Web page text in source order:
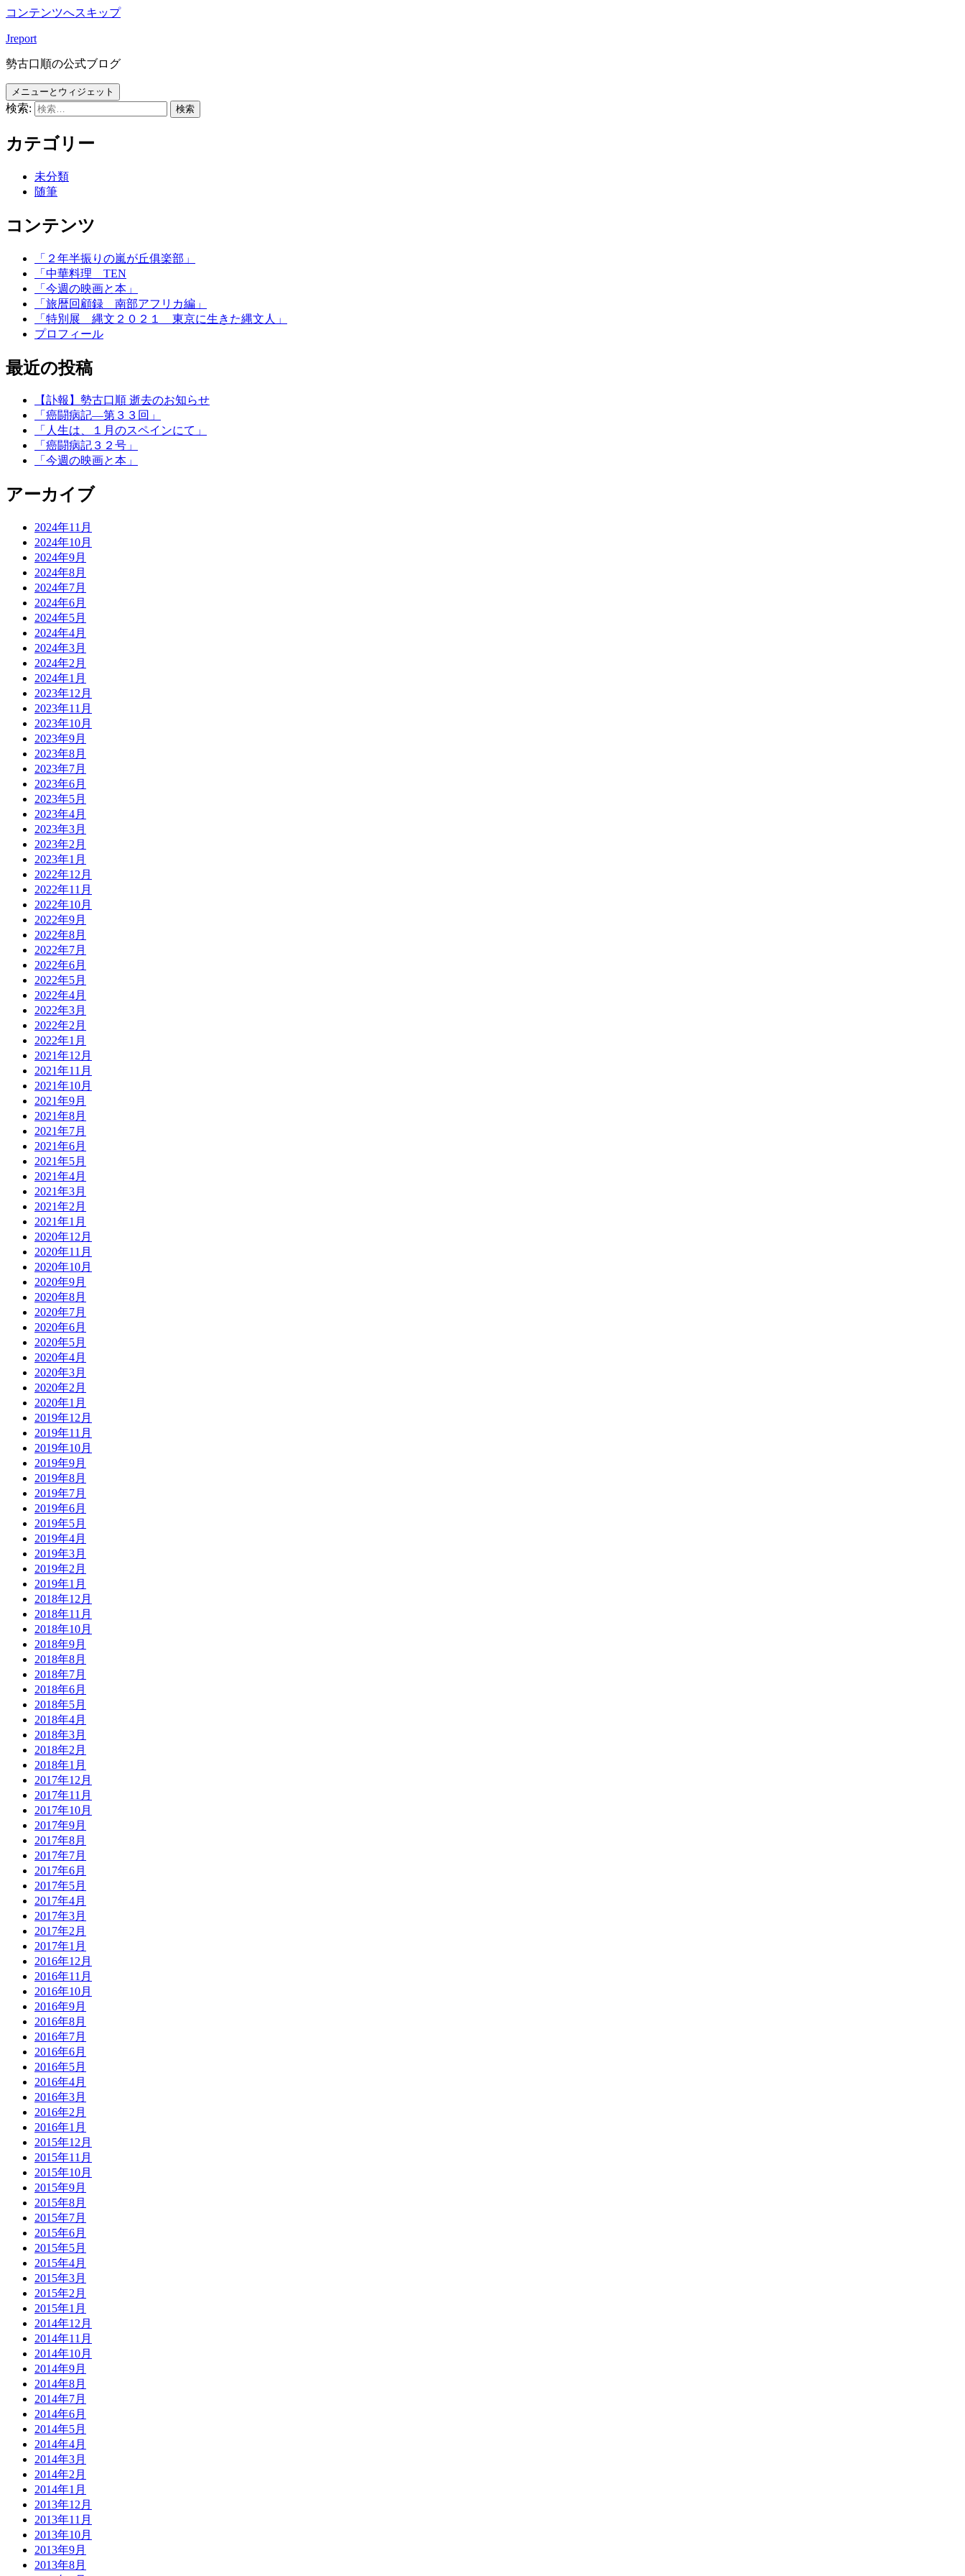
コンテンツへスキップ
Jreport
勢古口順の公式ブログ
メニューとウィジェット
検索:
カテゴリー
未分類
随筆
コンテンツ
「２年半振りの嵐が丘俱楽部」
「中華料理 TEN
「今週の映画と本」
「旅暦回顧録 南部アフリカ編」
「特別展 縄文２０２１ 東京に生きた縄文人」
プロフィール
最近の投稿
【訃報】勢古口順 逝去のお知らせ
「癌闘病記―第３３回」
「人生は、１月のスペインにて」
「癌闘病記３２号」
「今週の映画と本」
アーカイブ
2024年11月
2024年10月
2024年9月
2024年8月
2024年7月
2024年6月
2024年5月
2024年4月
2024年3月
2024年2月
2024年1月
2023年12月
2023年11月
2023年10月
2023年9月
2023年8月
2023年7月
2023年6月
2023年5月
2023年4月
2023年3月
2023年2月
2023年1月
2022年12月
2022年11月
2022年10月
2022年9月
2022年8月
2022年7月
2022年6月
2022年5月
2022年4月
2022年3月
2022年2月
2022年1月
2021年12月
2021年11月
2021年10月
2021年9月
2021年8月
2021年7月
2021年6月
2021年5月
2021年4月
2021年3月
2021年2月
2021年1月
2020年12月
2020年11月
2020年10月
2020年9月
2020年8月
2020年7月
2020年6月
2020年5月
2020年4月
2020年3月
2020年2月
2020年1月
2019年12月
2019年11月
2019年10月
2019年9月
2019年8月
2019年7月
2019年6月
2019年5月
2019年4月
2019年3月
2019年2月
2019年1月
2018年12月
2018年11月
2018年10月
2018年9月
2018年8月
2018年7月
2018年6月
2018年5月
2018年4月
2018年3月
2018年2月
2018年1月
2017年12月
2017年11月
2017年10月
2017年9月
2017年8月
2017年7月
2017年6月
2017年5月
2017年4月
2017年3月
2017年2月
2017年1月
2016年12月
2016年11月
2016年10月
2016年9月
2016年8月
2016年7月
2016年6月
2016年5月
2016年4月
2016年3月
2016年2月
2016年1月
2015年12月
2015年11月
2015年10月
2015年9月
2015年8月
2015年7月
2015年6月
2015年5月
2015年4月
2015年3月
2015年2月
2015年1月
2014年12月
2014年11月
2014年10月
2014年9月
2014年8月
2014年7月
2014年6月
2014年5月
2014年4月
2014年3月
2014年2月
2014年1月
2013年12月
2013年11月
2013年10月
2013年9月
2013年8月